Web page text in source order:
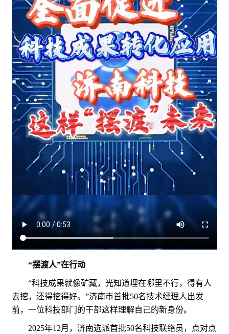
“摆渡人”在行动
“科技成果就像矿藏，光知道埋在哪里不行，得有人
去挖，还得挖得好。”济南市首批50名技术经理人出发
前，一位科技部门的干部这样理解自己的新身份。
2025年12月，济南选派首批50名科技联络员，点对点